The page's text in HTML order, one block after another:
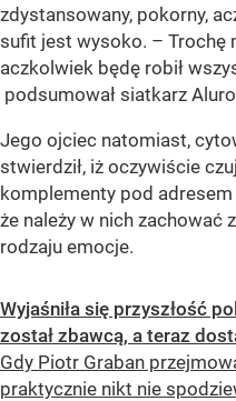
zdystansowany, pokorny,
sufit jest wysoko. – Trochę
aczkolwiek będę robił
podsumował siatkarz
Jego ojciec natomiast,
stwierdził, iż oczywiście
komplementy pod
że należy w nich zachować
rodzaju emocje.
Wyjaśniła się przyszłość
został zbawcą, a teraz
Gdy Piotr Graban
praktycznie nikt nie